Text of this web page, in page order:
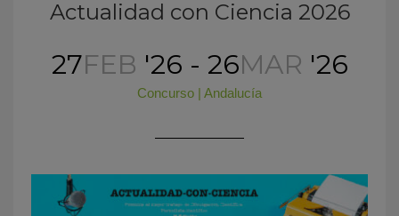
Actualidad con Ciencia 2026
27FEB '26 - 26MAR '26
Concurso | Andalucía